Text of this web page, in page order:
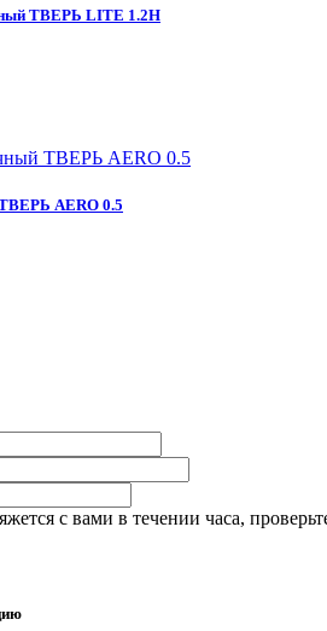
ТВЕРЬ LITE 1.2Н
AERO 0.5
с вами в течении часа,